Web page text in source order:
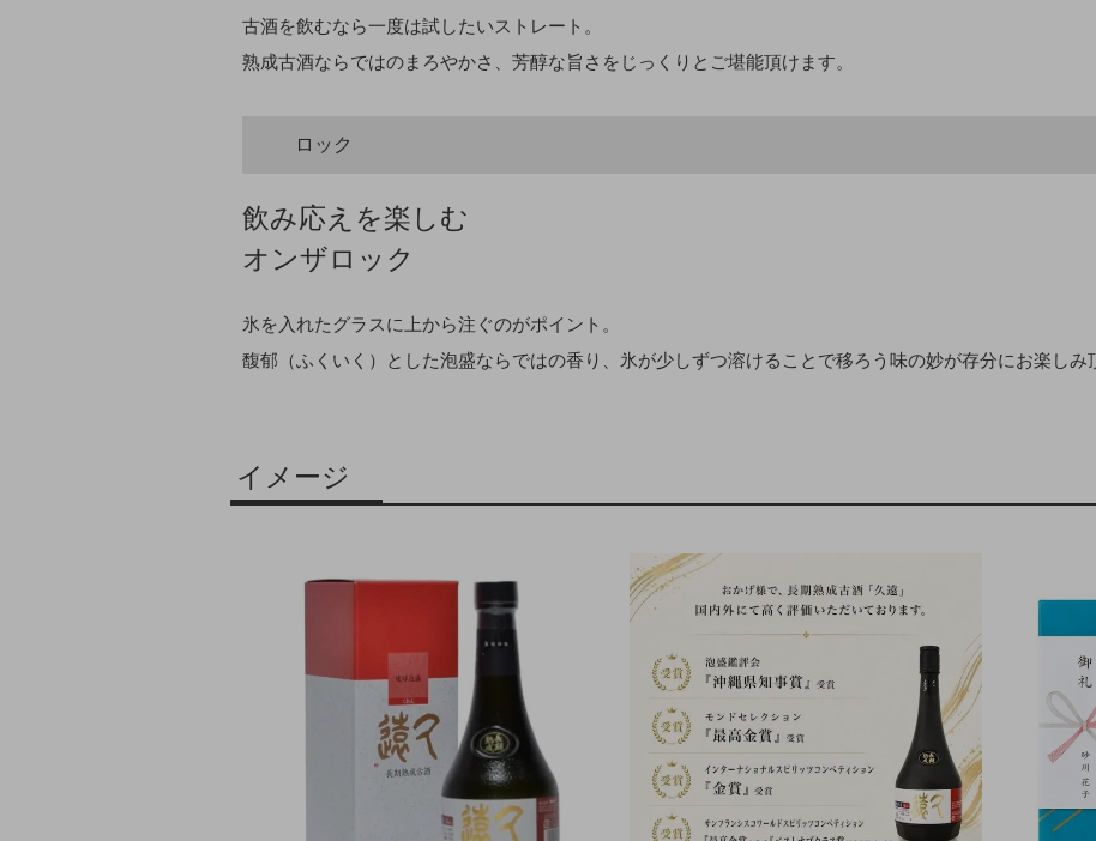
古酒を飲むなら一度は試したいストレート。
熟成古酒ならではのまろやかさ、芳醇な旨さをじっくりとご堪能頂けます。
ロック
飲み応えを楽しむ
オンザロック
氷を入れたグラスに上から注ぐのがポイント。
馥郁（ふくいく）とした泡盛ならではの香り、氷が少しずつ溶けることで移ろう味の妙が存分にお楽しみ
イメージ